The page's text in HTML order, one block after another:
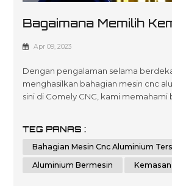
Bagaimana Memilih
Permukaan Yang Tepat
Apr 09, 2023
Dengan pengalaman selama
menghasilkan bahagian mesin cnc
sini di Comely CNC, kami
persembahan keseluruhan. selepas
pelanggan yang mencari pelbagai
dioptimumkan tidak kira saiz skala
TEG PANAS :
Bahagian Mesin Cnc Aluminium
Aluminium Bermesin